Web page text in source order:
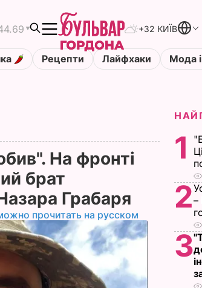
+32 КИЇВ
Рецепти Лайфхаки Мода
На фронті
брат
Грабаря
прочитать на русском
1
2–
3